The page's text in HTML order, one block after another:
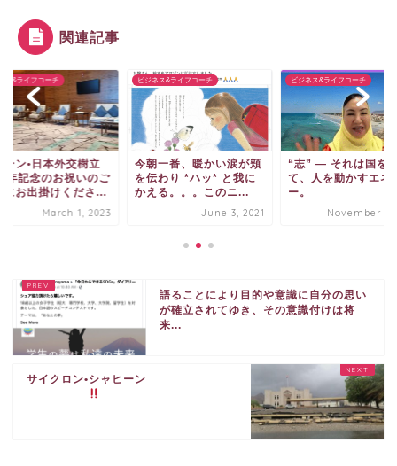
関連記事
ス&ライフコーチ
ーン•日本外交樹立
年記念のお祝いのご
にお出掛けくださ...
March 1, 2023
ビジネス&ライフコーチ
今朝一番、暖かい涙が頬
を伝わり *ハッ* と我に
かえる。。。このニ...
June 3, 2021
ビジネス&ライフコーチ
“志” ― それは国を
て、人を動かすエネ
ー。
November 1,
語ることにより目的や意識に自分の思い
が確立されてゆき、その意識付けは将
来...
サイクロン•シャヒーン